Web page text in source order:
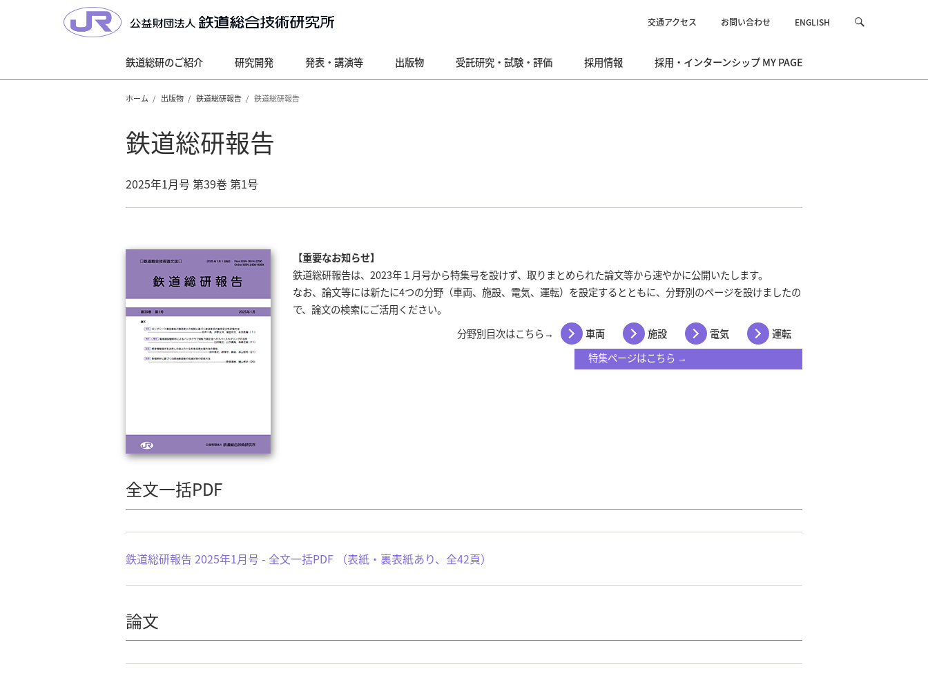
交通アクセス お問い合わせ ENGLISH
サ
を
鉄道総研のご紹介 研究開発 発表・講演等 出版物 受託研究・試験・評価 採用情報 採用・インターンシップ MY PAGE
ホーム 出版物 鉄道総研報告 鉄道総研報告
鉄道総研報告
2025年1月号 第39巻 第1号
【重要なお知らせ】
鉄道総研報告は、2023年１月号から特集号を設けず、取りまとめられた論文等から速やかに公開いたします。
なお、論文等には新たに4つの分野（車両、施設、電気、運転）を設定するとともに、分野別のページを設けましたの
で、論文の検索にご活用ください。
分野別目次はこちら→
車両 施設 電気
運転
特集ページはこちら →
全文一括PDF
鉄道総研報告 2025年1月号 - 全文一括PDF （表紙・裏表紙あり、全42頁）
論文